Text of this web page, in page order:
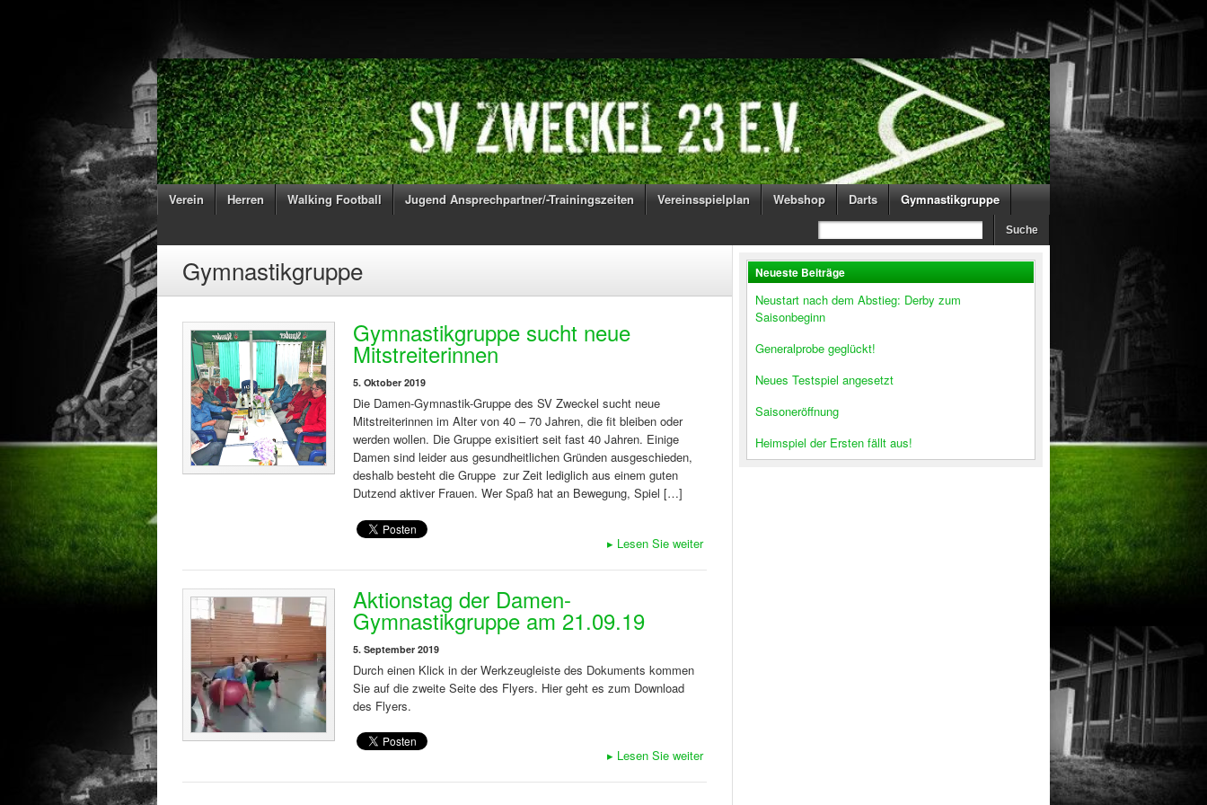
Verein Herren Walking Football Jugend Ansprechpartner/-Trainingszeiten Vereinsspielplan Webshop Darts Gymnastikgruppe
Gymnastikgruppe
Gymnastikgruppe sucht neue
Mitstreiterinnen
5. Oktober 2019
Die Damen-Gymnastik-Gruppe des SV Zweckel sucht neue
Mitstreiterinnen im Alter von 40 – 70 Jahren, die fit bleiben oder
werden wollen. Die Gruppe exisitiert seit fast 40 Jahren. Einige
Damen sind leider aus gesundheitlichen Gründen ausgeschieden,
deshalb besteht die Gruppe zur Zeit lediglich aus einem guten
Dutzend aktiver Frauen. Wer Spaß hat an Bewegung, Spiel […]
▸ Lesen Sie weiter
Aktionstag der Damen-
Gymnastikgruppe am 21.09.19
5. September 2019
Durch einen Klick in der Werkzeugleiste des Dokuments kommen
Sie auf die zweite Seite des Flyers. Hier geht es zum Download
des Flyers.
▸ Lesen Sie weiter
Neueste Beiträge
Neustart nach dem Abstieg: Derby zum
Saisonbeginn
Generalprobe geglückt!
Neues Testspiel angesetzt
Saisoneröffnung
Heimspiel der Ersten fällt aus!